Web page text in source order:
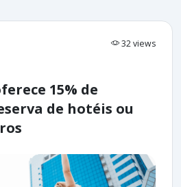
32 views
15% de
de hotéis ou